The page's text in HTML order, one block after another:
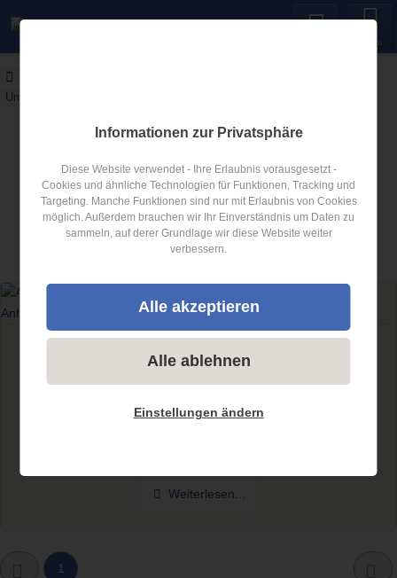
Menu
Umgang mit Mietanhänger / Verleihanhänger
Anhängerverleih24 Blog
Neues über Anhänger
Artikel zum ThemaUmgang mit
Adäquater Umgang mit Mietanhänger /
Weiterlesen...
1
Informationen zur Privatsphäre
Diese Website verwendet - Ihre Erlaubnis vorausgesetzt -
Cookies und ähnliche Technologien für Funktionen, Tracking und
Targeting. Manche Funktionen sind nur mit Erlaubnis von Cookies
möglich. Außerdem brauchen wir Ihr Einverständnis um Daten zu
sammeln, auf derer Grundlage wir diese Website weiter
verbessern.
Alle akzeptieren
Alle ablehnen
Einstellungen ändern